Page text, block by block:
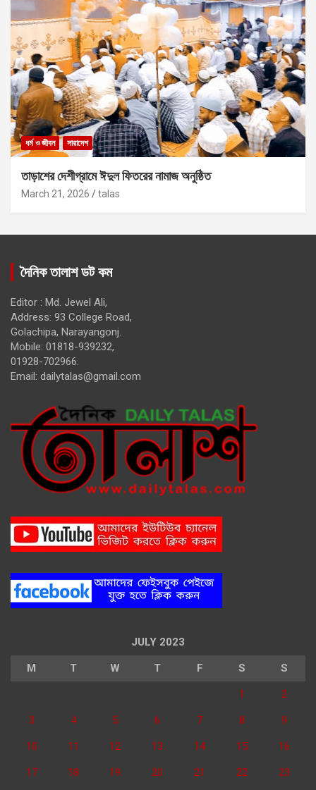
ধর্ম ও জীবন সারাদেশ
তাড়াশের দেশীগ্রামে ঈদুল ফিতরের নামাজ অনুষ্ঠিত
March 21, 2026 talas
দৈনিক তালাশ ডট কম
Editor : Md. Jewel Ali,
Address: 93 College Road,
Golachipa, Narayangonj.
Mobile: 01818-939232,
01928-702966.
Email: dailytalas@gmail.com
JULY 2023
M T W T F S S
1 2
3 4 5 6 7 8 9
10 11 12 13 14 15 16
17 18 19 20 21 22 23